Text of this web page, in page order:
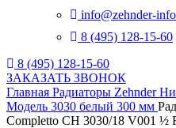
info@zehnder-
8 (495) 128-15-60
8 (495) 128-15-60
ЗАКАЗАТЬ ЗВОНОК
Главная Радиаторы Zehnder
Модель 3030 белый 300 мм
Completto CH 3030/18 V001 ½